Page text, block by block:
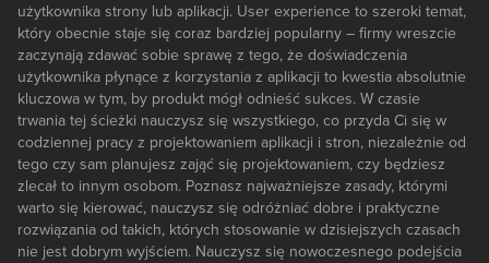
użytkownika strony lub aplikacji. User experience to szeroki temat,
który obecnie staje się coraz bardziej popularny – firmy wreszcie
zaczynają zdawać sobie sprawę z tego, że doświadczenia
użytkownika płynące z korzystania z aplikacji to kwestia absolutnie
kluczowa w tym, by produkt mógł odnieść sukces. W czasie
trwania tej ścieżki nauczysz się wszystkiego, co przyda Ci się w
codziennej pracy z projektowaniem aplikacji i stron, niezależnie od
tego czy sam planujesz zająć się projektowaniem, czy będziesz
zlecał to innym osobom. Poznasz najważniejsze zasady, którymi
warto się kierować, nauczysz się odróżniać dobre i praktyczne
rozwiązania od takich, których stosowanie w dzisiejszych czasach
nie jest dobrym wyjściem. Nauczysz się nowoczesnego podejścia